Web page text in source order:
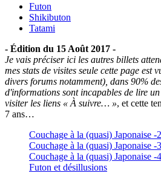
Futon
Shikibuton
Tatami
- Édition du 15 Août 2017 -
Je vais préciser ici les autres billets
mes stats de visites seule cette page est
divers forums notamment), dans 90%
d'informations sont incapables de lire
visiter les liens « À suivre… », et cette
7 ans…
Couchage à la (quasi) Japonaise -
Couchage à la (quasi) Japonaise -
Couchage à la (quasi) Japonaise -
Futon et désillusions